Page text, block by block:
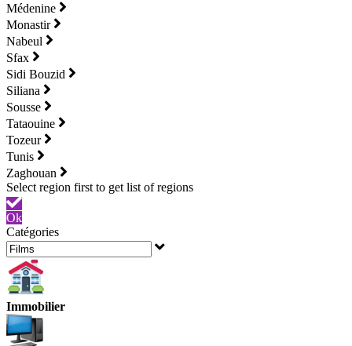
Médenine
Monastir
Nabeul
Sfax
Sidi Bouzid
Siliana
Sousse
Tataouine
Tozeur
Tunis
Zaghouan
Ok
Catégories
Immobilier